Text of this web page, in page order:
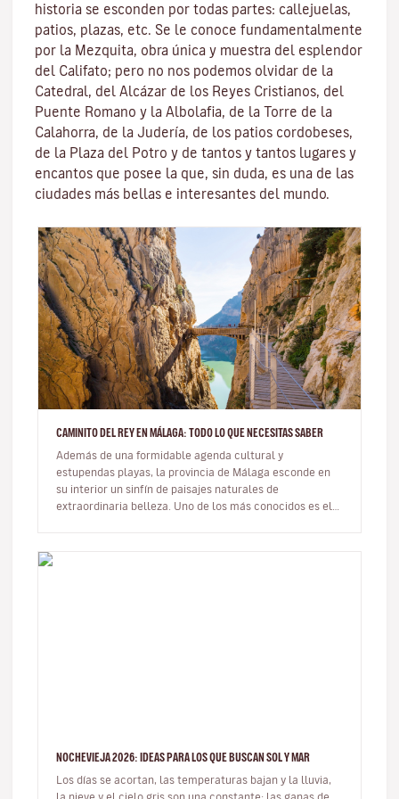
historia se esconden por todas partes: callejuelas,
patios, plazas, etc. Se le conoce fundamentalmente
por la Mezquita, obra única y muestra del esplendor
del Califato; pero no nos podemos olvidar de la
Catedral, del Alcázar de los Reyes Cristianos, del
Puente Romano y la Albolafia, de la Torre de la
Calahorra, de la Juderí­a, de los patios cordobeses,
de la Plaza del Potro y de tantos y tantos lugares y
encantos que posee la que, sin duda, es una de las
ciudades más bellas e interesantes del mundo.
CAMINITO DEL REY EN MÁLAGA: TODO LO QUE NECESITAS SABER
Además de una formidable agenda cultural y
estupendas playas, la provincia de Málaga esconde en
su interior un sinfín de paisajes naturales de
extraordinaria belleza. Uno de los más conocidos es el
NOCHEVIEJA 2026: IDEAS PARA LOS QUE BUSCAN SOL Y MAR
Los días se acortan, las temperaturas bajan y la lluvia,
la nieve y el cielo gris son una constante; las ganas de